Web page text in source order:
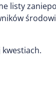
listy